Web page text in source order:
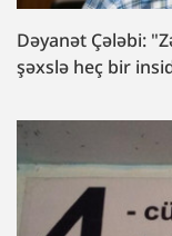
Dəyanət Çələbi:
şəxslə heç bir